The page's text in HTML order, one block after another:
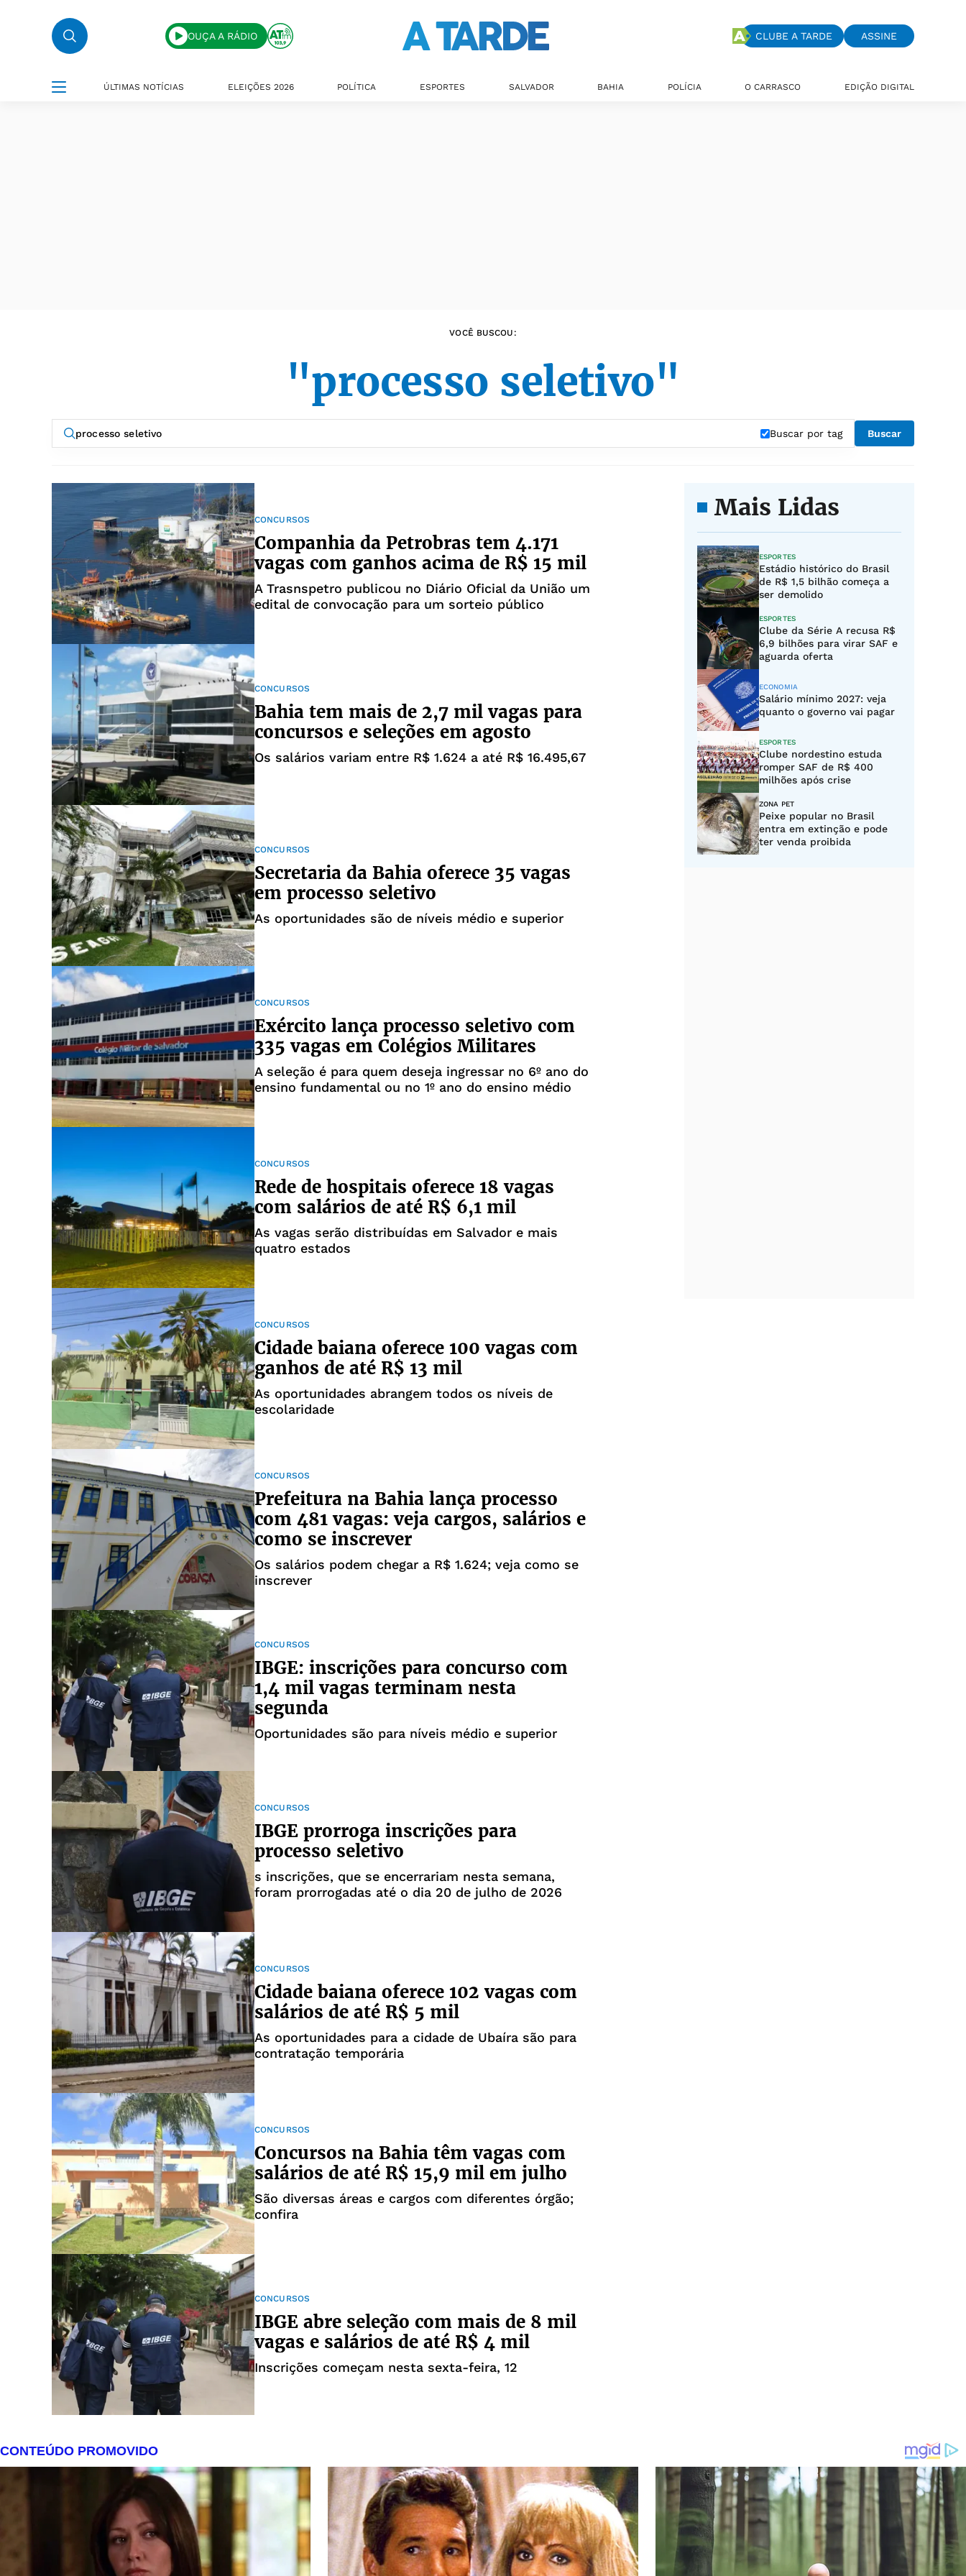
OUÇA A RÁDIO CLUBE A TARDE ASSINE
ÚLTIMAS NOTÍCIAS ELEIÇÕES 2026 POLÍTICA ESPORTES SALVADOR BAHIA POLÍCIA O CARRASCO EDIÇÃO DIGITAL
VOCÊ BUSCOU:
"processo seletivo"
Buscar por tag Buscar
CONCURSOS
Companhia da Petrobras tem 4.171
vagas com ganhos acima de R$ 15 mil
A Trasnspetro publicou no Diário Oficial da União um
edital de convocação para um sorteio público
CONCURSOS
Bahia tem mais de 2,7 mil vagas para
concursos e seleções em agosto
Os salários variam entre R$ 1.624 a até R$ 16.495,67
CONCURSOS
Secretaria da Bahia oferece 35 vagas
em processo seletivo
As oportunidades são de níveis médio e superior
CONCURSOS
Exército lança processo seletivo com
335 vagas em Colégios Militares
A seleção é para quem deseja ingressar no 6º ano do
ensino fundamental ou no 1º ano do ensino médio
CONCURSOS
Rede de hospitais oferece 18 vagas
com salários de até R$ 6,1 mil
As vagas serão distribuídas em Salvador e mais
quatro estados
CONCURSOS
Cidade baiana oferece 100 vagas com
ganhos de até R$ 13 mil
As oportunidades abrangem todos os níveis de
escolaridade
CONCURSOS
Prefeitura na Bahia lança processo
com 481 vagas: veja cargos, salários e
como se inscrever
Os salários podem chegar a R$ 1.624; veja como se
inscrever
CONCURSOS
IBGE: inscrições para concurso com
1,4 mil vagas terminam nesta
segunda
Oportunidades são para níveis médio e superior
CONCURSOS
IBGE prorroga inscrições para
processo seletivo
s inscrições, que se encerrariam nesta semana,
foram prorrogadas até o dia 20 de julho de 2026
CONCURSOS
Cidade baiana oferece 102 vagas com
salários de até R$ 5 mil
As oportunidades para a cidade de Ubaíra são para
contratação temporária
CONCURSOS
Concursos na Bahia têm vagas com
salários de até R$ 15,9 mil em julho
São diversas áreas e cargos com diferentes órgão;
confira
CONCURSOS
IBGE abre seleção com mais de 8 mil
vagas e salários de até R$ 4 mil
Inscrições começam nesta sexta-feira, 12
Mais Lidas
ESPORTES
Estádio histórico do Brasil
de R$ 1,5 bilhão começa a
ser demolido
ESPORTES
Clube da Série A recusa R$
6,9 bilhões para virar SAF e
aguarda oferta
ECONOMIA
Salário mínimo 2027: veja
quanto o governo vai pagar
ESPORTES
Clube nordestino estuda
romper SAF de R$ 400
milhões após crise
ZONA PET
Peixe popular no Brasil
entra em extinção e pode
ter venda proibida